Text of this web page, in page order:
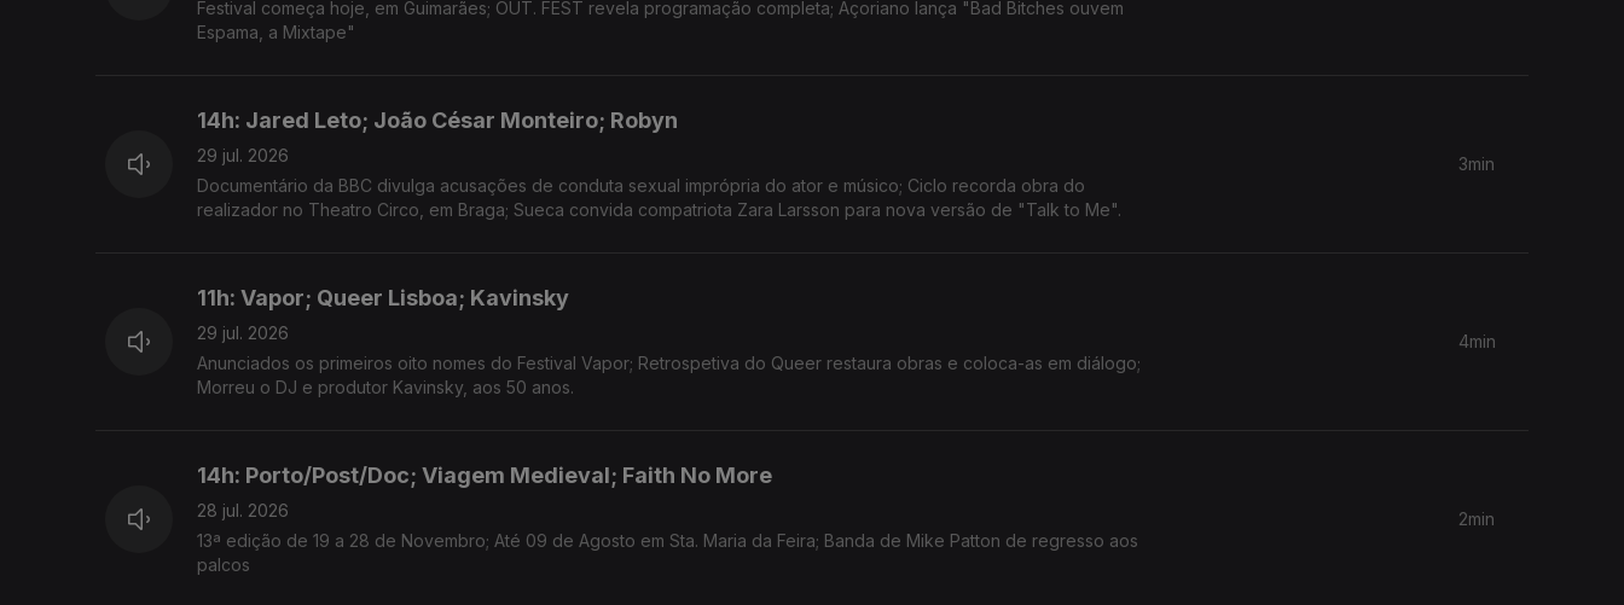
Festival começa hoje, em Guimarães; OUT. FEST revela programação completa; Açoriano lança "Bad Bitches ouvem
Espama, a Mixtape"
14h: Jared Leto; João César Monteiro; Robyn
29 jul. 2026
Documentário da BBC divulga acusações de conduta sexual imprópria do ator e músico; Ciclo recorda obra do
realizador no Theatro Circo, em Braga; Sueca convida compatriota Zara Larsson para nova versão de "Talk to Me".
3min
11h: Vapor; Queer Lisboa; Kavinsky
29 jul. 2026
Anunciados os primeiros oito nomes do Festival Vapor; Retrospetiva do Queer restaura obras e coloca-as em diálogo;
Morreu o DJ e produtor Kavinsky, aos 50 anos.
4min
14h: Porto/Post/Doc; Viagem Medieval; Faith No More
28 jul. 2026
13ª edição de 19 a 28 de Novembro; Até 09 de Agosto em Sta. Maria da Feira; Banda de Mike Patton de regresso aos
palcos
2min